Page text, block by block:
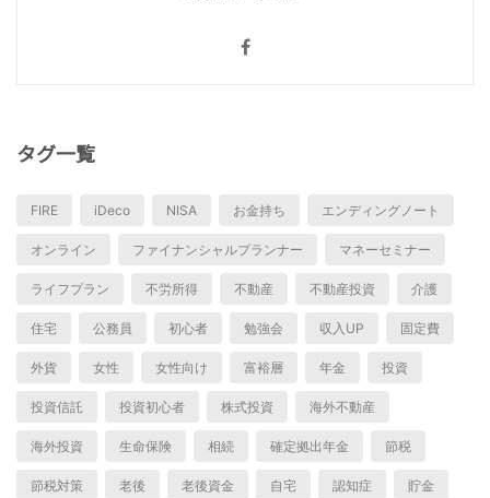
タグ一覧
FIRE iDeco NISA お金持ち エンディングノート
オンライン ファイナンシャルプランナー マネーセミナー
ライフプラン 不労所得 不動産 不動産投資 介護
住宅 公務員 初心者 勉強会 収入UP 固定費
外貨 女性 女性向け 富裕層 年金 投資
投資信託 投資初心者 株式投資 海外不動産
海外投資 生命保険 相続 確定拠出年金 節税
節税対策 老後 老後資金 自宅 認知症 貯金